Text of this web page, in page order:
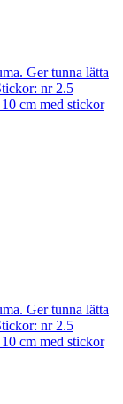
Ger tunna lätta
nr 2.5
cm med stickor
Ger tunna lätta
nr 2.5
cm med stickor